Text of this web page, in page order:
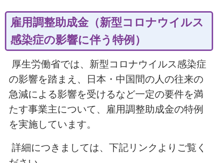
雇用調整助成金（新型コロナウイルス
感染症の影響に伴う特例）
厚生労働省では、新型コロナウイルス感染症
の影響を踏まえ、日本・中国間の人の往来の
急減による影響を受けるなど一定の要件を満
たす事業主について、雇用調整助成金の特例
を実施しています。
詳細につきましては、下記リンクよりご覧く